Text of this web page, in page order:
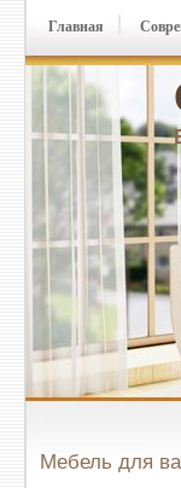
Главная
Мебель для